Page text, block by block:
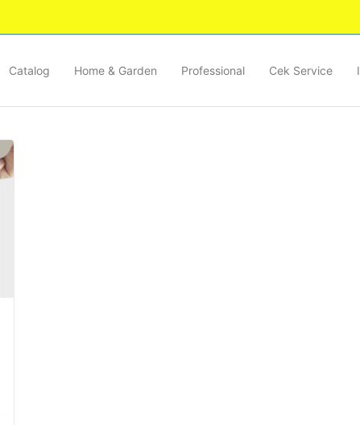
Catalog Home & Garden Professional Cek Service